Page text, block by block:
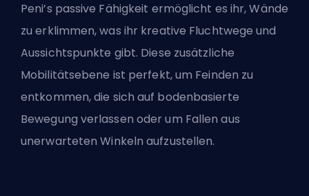
Peni’s passive Fähigkeit ermöglicht es ihr, Wände
zu erklimmen, was ihr kreative Fluchtwege und
Aussichtspunkte gibt. Diese zusätzliche
Mobilitätsebene ist perfekt, um Feinden zu
entkommen, die sich auf bodenbasierte
Bewegung verlassen oder um Fallen aus
unerwarteten Winkeln aufzustellen.